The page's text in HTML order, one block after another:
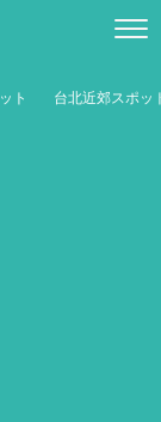
ト 台北近郊スポッ